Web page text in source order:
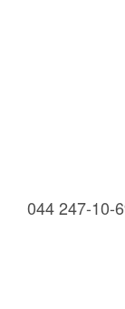
044 247-10-